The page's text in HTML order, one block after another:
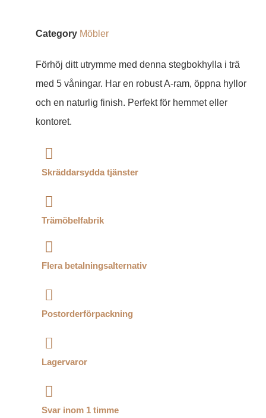
Category Möbler
Förhöj ditt utrymme med denna stegbokhylla i trä
med 5 våningar. Har en robust A-ram, öppna hyllor
och en naturlig finish. Perfekt för hemmet eller
kontoret.
Skräddarsydda tjänster
Trämöbelfabrik
Flera betalningsalternativ
Postorderförpackning
Lagervaror
Svar inom 1 timme